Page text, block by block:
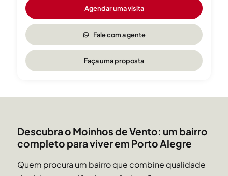
Agendar uma visita
Fale com a gente
Faça uma proposta
Descubra o Moinhos de Vento: um bairro
completo para viver em Porto Alegre
Quem procura um bairro que combine qualidade